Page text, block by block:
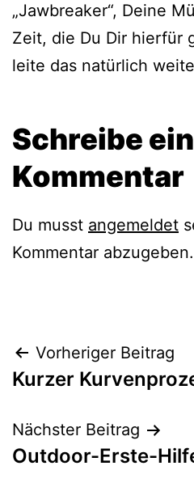
„Jawbreaker“, Deine
Zeit, die Du Dir hierfür
leite das natürlich
Schreibe
Kommentar
Du musst angemeldet
Kommentar abzugeben.
Vorheriger Beitrag
Kurzer
Nächster Beitrag
Outdoor-Erste-